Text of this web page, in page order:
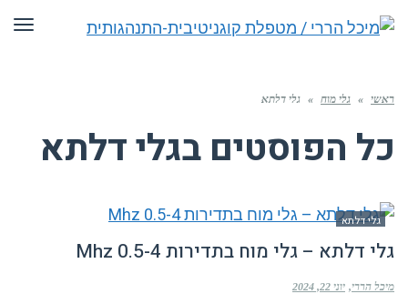
ראשי » גלי מוח » גלי דלתא
כל הפוסטים בגלי דלתא
גלי דלתא
גלי דלתא – גלי מוח בתדירות 0.5-4 Mhz
מיכל הררי יוני 22, 2024